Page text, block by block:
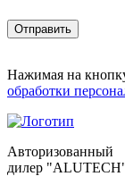
Нажимая на
обработки
Авторизованный
дилер